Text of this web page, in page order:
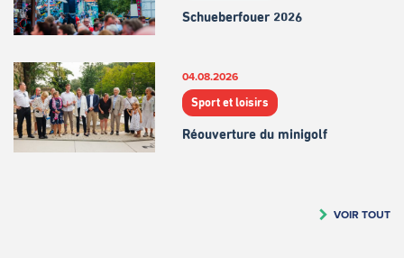
Schueberfouer 2026
04.08.2026
Sport et loisirs
Réouverture du minigolf
VOIR TOUT